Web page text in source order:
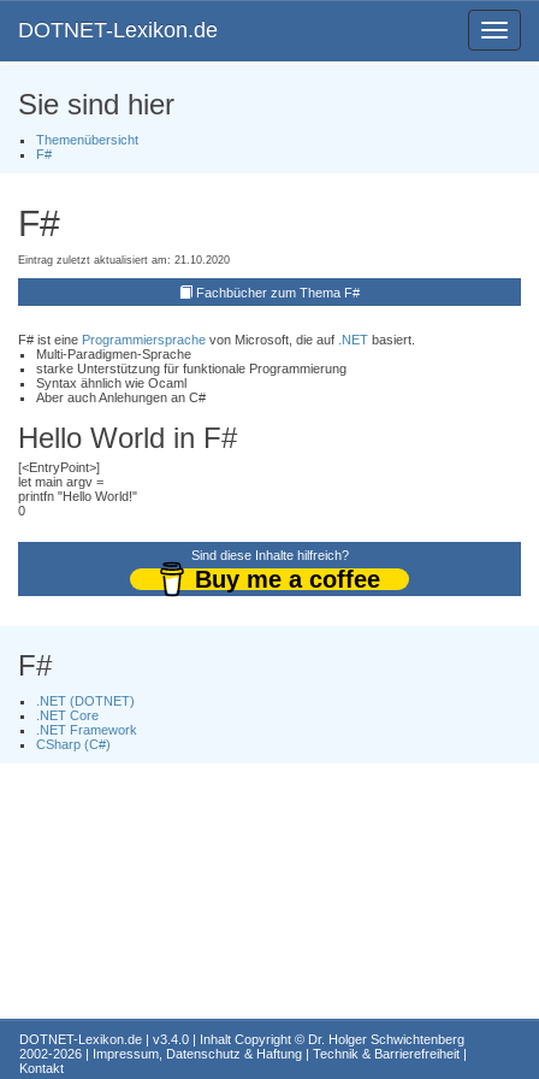
Toggle
DOTNET-Lexikon.de
Sie sind hier
Themenübersicht
F#
F#
Eintrag zuletzt aktualisiert am: 21.10.2020
Fachbücher zum Thema F#
F# ist eine Programmiersprache von Microsoft, die auf .NET basiert.
Multi-Paradigmen-Sprache
starke Unterstützung für funktionale Programmierung
Syntax ähnlich wie Ocaml
Aber auch Anlehungen an C#
Hello World in F#
[<EntryPoint>]
let main argv =
printfn "Hello World!"
0
Sind diese Inhalte hilfreich?
Buy me a coffee
F#
.NET (DOTNET)
.NET Core
.NET Framework
CSharp (C#)
DOTNET-Lexikon.de | v3.4.0 | Inhalt Copyright © Dr. Holger Schwichtenberg
2002-2026 | Impressum, Datenschutz & Haftung | Technik & Barrierefreiheit |
Kontakt